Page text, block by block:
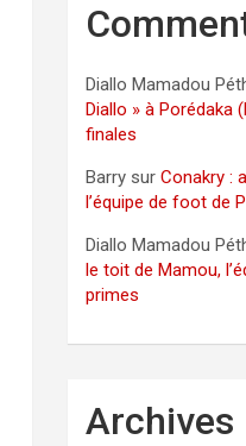
Diallo Mamadou
Diallo » à Porédaka
finales
Barry surConakry :
l’équipe de foot de
Diallo Mamadou
le toit de Mamou,
primes
Archives